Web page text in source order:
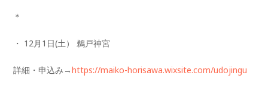
＊
・ 12月1日(土） 鵜戸神宮
詳細・申込み→https://maiko-horisawa.wixsite.com/udojingu